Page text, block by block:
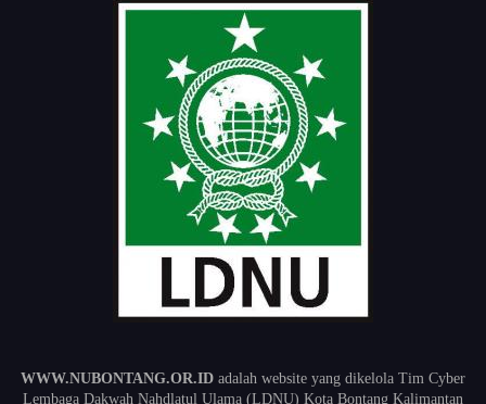
WWW.NUBONTANG.OR.ID adalah website yang dikelola Tim Cyber
Lembaga Dakwah Nahdlatul Ulama (LDNU) Kota Bontang Kalimantan